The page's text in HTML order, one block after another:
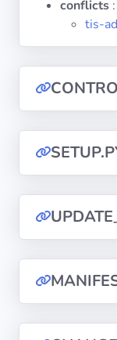
Politiques de
CGU
Copyright
2026
conflicts :
tis-